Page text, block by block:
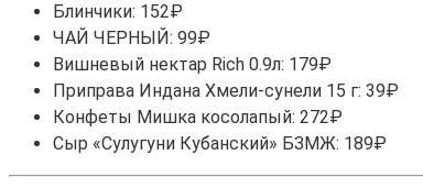
Блинчики: 152₽
ЧАЙ ЧЕРНЫЙ: 99₽
Вишневый нектар Rich 0.9л: 179₽
Приправа Индана Хмели-сунели 15 г: 39₽
Конфеты Мишка косолапый: 272₽
Сыр «Сулугуни Кубанский» БЗМЖ: 189₽